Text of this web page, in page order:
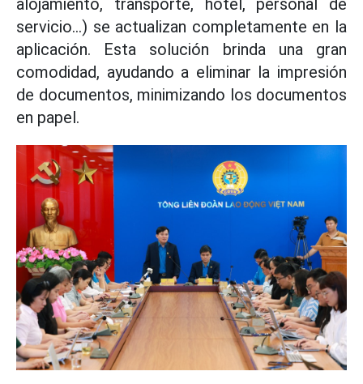
alojamiento, transporte, hotel, personal de
servicio...) se actualizan completamente en la
aplicación. Esta solución brinda una gran
comodidad, ayudando a eliminar la impresión
de documentos, minimizando los documentos
en papel.